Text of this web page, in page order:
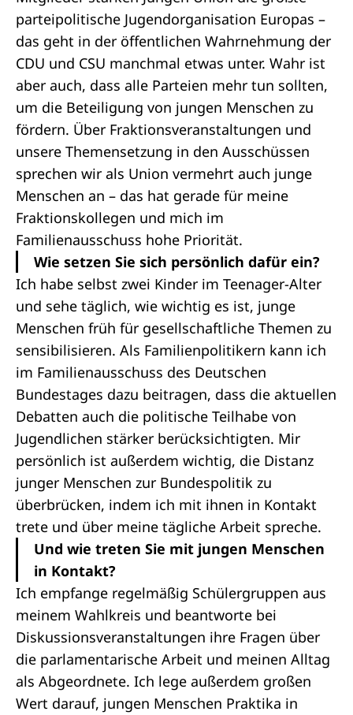
parteipolitische Jugendorganisation Europas –
das geht in der öffentlichen Wahrnehmung der
CDU und CSU manchmal etwas unter. Wahr ist
aber auch, dass alle Parteien mehr tun sollten,
um die Beteiligung von jungen Menschen zu
fördern. Über Fraktionsveranstaltungen und
unsere Themensetzung in den Ausschüssen
sprechen wir als Union vermehrt auch junge
Menschen an – das hat gerade für meine
Fraktionskollegen und mich im
Familienausschuss hohe Priorität.
Wie setzen Sie sich persönlich dafür ein?
Ich habe selbst zwei Kinder im Teenager-Alter
und sehe täglich, wie wichtig es ist, junge
Menschen früh für gesellschaftliche Themen zu
sensibilisieren. Als Familienpolitikern kann ich
im Familienausschuss des Deutschen
Bundestages dazu beitragen, dass die aktuellen
Debatten auch die politische Teilhabe von
Jugendlichen stärker berücksichtigten. Mir
persönlich ist außerdem wichtig, die Distanz
junger Menschen zur Bundespolitik zu
überbrücken, indem ich mit ihnen in Kontakt
trete und über meine tägliche Arbeit spreche.
Und wie treten Sie mit jungen Menschen
in Kontakt?
Ich empfange regelmäßig Schülergruppen aus
meinem Wahlkreis und beantworte bei
Diskussionsveranstaltungen ihre Fragen über
die parlamentarische Arbeit und meinen Alltag
als Abgeordnete. Ich lege außerdem großen
Wert darauf, jungen Menschen Praktika in